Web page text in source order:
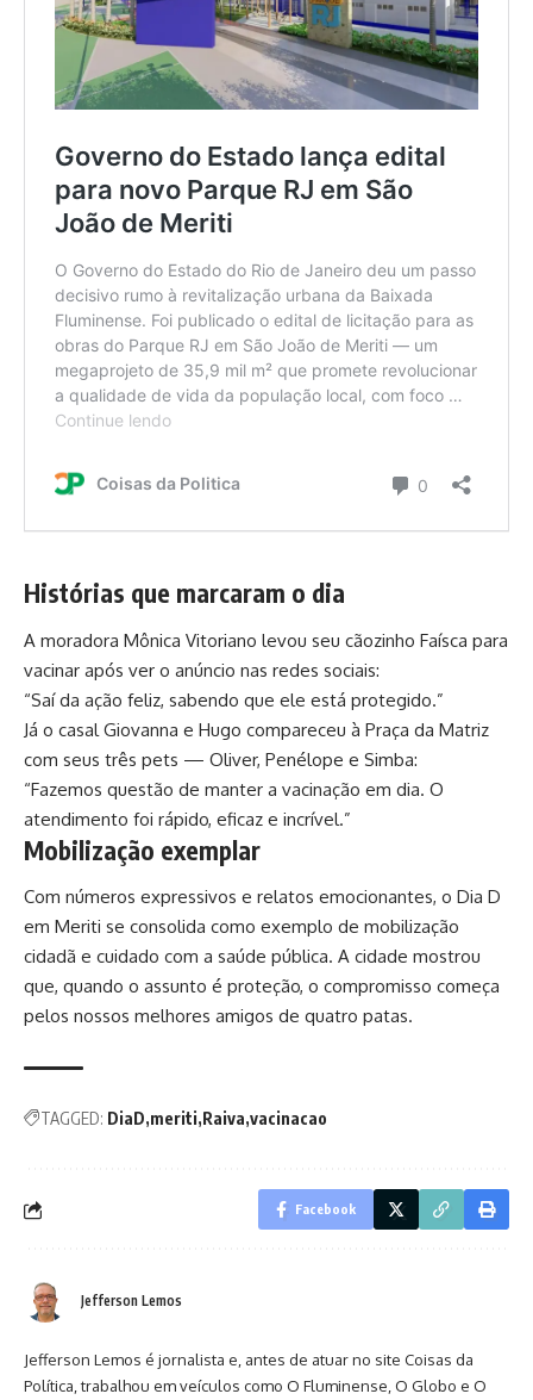
Histórias que marcaram o dia
A moradora Mônica Vitoriano levou seu cãozinho Faísca para
vacinar após ver o anúncio nas redes sociais:
“Saí da ação feliz, sabendo que ele está protegido.”
Já o casal Giovanna e Hugo compareceu à Praça da Matriz
com seus três pets — Oliver, Penélope e Simba:
“Fazemos questão de manter a vacinação em dia. O
atendimento foi rápido, eficaz e incrível.”
Mobilização exemplar
Com números expressivos e relatos emocionantes, o Dia D
em Meriti se consolida como exemplo de mobilização
cidadã e cuidado com a saúde pública. A cidade mostrou
que, quando o assunto é proteção, o compromisso começa
pelos nossos melhores amigos de quatro patas.
TAGGED: DiaD meriti Raiva vacinacao
Facebook
Jefferson Lemos
Jefferson Lemos é jornalista e, antes de atuar no site Coisas da
Política, trabalhou em veículos como O Fluminense, O Globo e O